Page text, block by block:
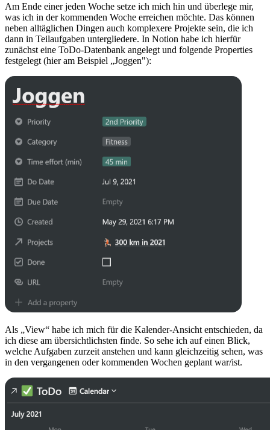
Am Ende einer jeden Woche setze ich mich hin und überlege mir,
was ich in der kommenden Woche erreichen möchte. Das können
neben alltäglichen Dingen auch komplexere Projekte sein, die ich
dann in Teilaufgaben untergliedere. In Notion habe ich hierfür
zunächst eine ToDo-Datenbank angelegt und folgende Properties
festgelegt (hier am Beispiel „Joggen"):
Als „View“ habe ich mich für die Kalender-Ansicht entschieden, da
ich diese am übersichtlichsten finde. So sehe ich auf einen Blick,
welche Aufgaben zurzeit anstehen und kann gleichzeitig sehen, was
in den vergangenen oder kommenden Wochen geplant war/ist.